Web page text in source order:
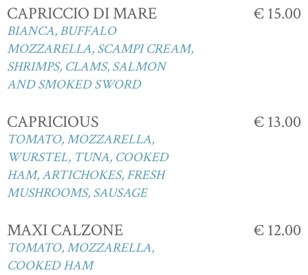
CAPRICCIO DI MARE
BIANCA, BUFFALO
MOZZARELLA, SCAMPI CREAM,
SHRIMPS, CLAMS, SALMON
AND SMOKED SWORD
€ 15.00
CAPRICIOUS
TOMATO, MOZZARELLA,
WURSTEL, TUNA, COOKED
HAM, ARTICHOKES, FRESH
MUSHROOMS, SAUSAGE
€ 13.00
MAXI CALZONE
TOMATO, MOZZARELLA,
COOKED HAM
€ 12.00